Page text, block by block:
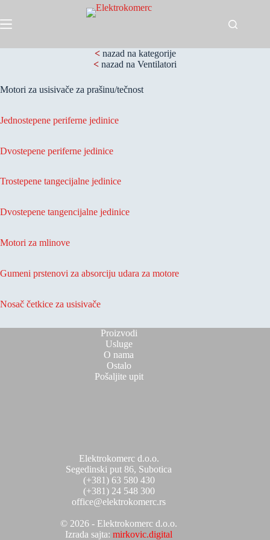
content
<nazad na kategorije
< nazad na Ventilatori
Motori za usisivače za prašinu/tečnost
Jednostepene periferne jedinice
Dvostepene periferne jedinice
Trostepene tangecijalne jedinice
Dvostepene tangencijalne jedinice
Motori za mlinove
Gumeni prstenovi za absorciju udara za motore
Nosač četkice za usisivače
Proizvodi
Usluge
O nama
Ostalo
Pošaljite upit
Elektrokomerc d.o.o.
Segedinski put 86, Subotica
(+381) 63 580 430
(+381) 24 548 300
office@elektrokomerc.rs
© 2026 - Elektrokomerc d.o.o.
Izrada sajta:mirkovic.digital